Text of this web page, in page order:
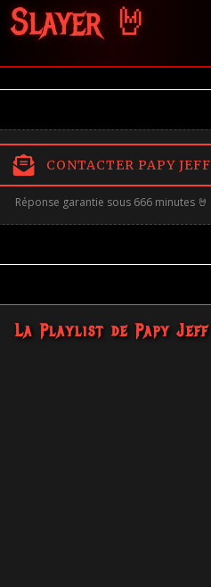
CONTACTER PAPY JEFF
Réponse garantie sous 666 minutes 🤘
La Playlist de Papy Jeff